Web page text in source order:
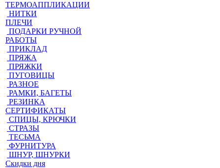
ТЕРМОАППЛИКАЦИИ
НИТКИ
ПЛЕЧИ
ПОДАРКИ РУЧНОЙ
РАБОТЫ
ПРИКЛАД
ПРЯЖА
ПРЯЖКИ
ПУГОВИЦЫ
РАЗНОЕ
РАМКИ, БАГЕТЫ
РЕЗИНКА
СЕРТИФИКАТЫ
СПИЦЫ, КРЮЧКИ
СТРАЗЫ
ТЕСЬМА
ФУРНИТУРА
ШНУР, ШНУРКИ
Скидки дня